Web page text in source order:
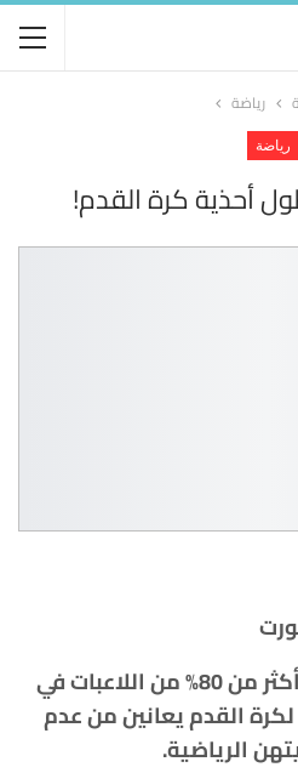
رياضة
رياضة
أحذية كرة القدم!
أظهرت دراسة جديدة أن أكثر من 80% من اللاعبات في
لكرة القدم يعانين من عدم
الرياضية.